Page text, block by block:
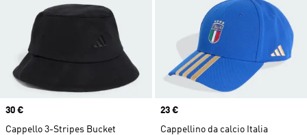
Price
30 €
Cappello 3-Stripes Bucket
Price
23 €
Cappellino da calcio Italia